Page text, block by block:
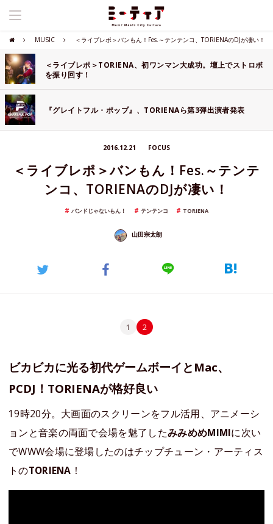
MUSIC ＜ライブレポ＞バンもん！Fes.～テンテンコ、TORIENAのDJが凄い！
＜ライブレポ＞TORIENA、初ワンマン大成功。壇上でストロボ
を振り回す！
『グレイトフル・ポップ』、TORIENAら第3弾出演者発表
2016.12.21 FOCUS
＜ライブレポ＞バンもん！Fes.～テンテ
ンコ、TORIENAのDJが凄い！
バンドじゃないもん！ テンテンコ TORIENA
山田宗太朗
1 2
ビカビカに光る初代ゲームボーイとMac、
PCDJ！TORIENAが格好良い
19時20分。大画面のスクリーンをフル活用、アニメーシ
ョンと音楽の両面で会場を魅了したみみめめMIMIに次い
でWWW会場に登場したのはチップチューン・アーティス
トのTORIENA ！